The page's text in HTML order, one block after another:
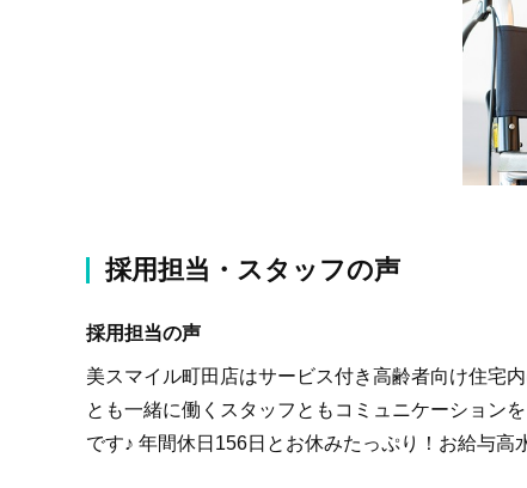
採用担当・スタッフの声
採用担当の声
美スマイル町田店はサービス付き高齢者向け住宅
とも一緒に働くスタッフともコミュニケーション
です♪ 年間休日156日とお休みたっぷり！お給与高